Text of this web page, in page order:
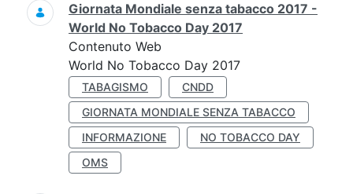
Giornata Mondiale senza tabacco 2017 -
World No Tobacco Day 2017
Contenuto Web
World No Tobacco Day 2017
TABAGISMO
CNDD
GIORNATA MONDIALE SENZA TABACCO
INFORMAZIONE
NO TOBACCO DAY
OMS